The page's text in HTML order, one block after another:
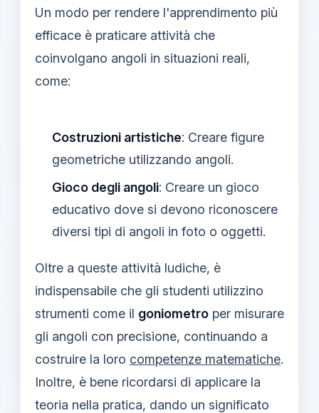
Un modo per rendere l'apprendimento più
efficace è praticare attività che
coinvolgano angoli in situazioni reali,
come:
Costruzioni artistiche: Creare figure
geometriche utilizzando angoli.
Gioco degli angoli: Creare un gioco
educativo dove si devono riconoscere
diversi tipi di angoli in foto o oggetti.
Oltre a queste attività ludiche, è
indispensabile che gli studenti utilizzino
strumenti come il goniometro per misurare
gli angoli con precisione, continuando a
costruire la loro competenze matematiche.
Inoltre, è bene ricordarsi di applicare la
teoria nella pratica, dando un significato